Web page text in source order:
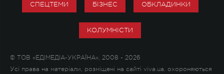
СПЕЦТЕМИ БІЗНЕС ОБКЛАДИНКИ
КОЛУМНІСТИ
© ТОВ «ЕДІМЕДІА-УКРАЇНА», 2008 - 2026
Усі права на матеріали, розміщені на сайті viva.ua, охороняються